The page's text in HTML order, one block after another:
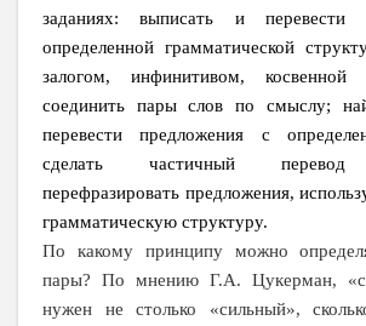
заданиях: выписать и перевести
определенной грамматической
залогом, инфинитивом,
соединить пары слов по смыслу;
перевести предложения с
сделать частичный перевод
перефразировать предложения,
грамматическую структуру.
По какому принципу можно
пары? По мнению Г.А. Цукерман,
нужен не столько «сильный»,